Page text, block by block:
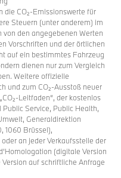
die CO₂-Emissionswerte für
Steuern (unter anderem) im
den angegebenen Werten
Vorschriften und der örtlichen
auf ein bestimmtes Fahrzeug
dienen nur zum Vergleich
Weitere offizielle
und zum CO₂-Ausstoß neuer
Leitfaden“, der kostenlos
Service, Public Health,
Generaldirektion
1060 Brüssel),
an jeder Verkaufsstelle der
(digitale Version
auf schriftliche Anfrage